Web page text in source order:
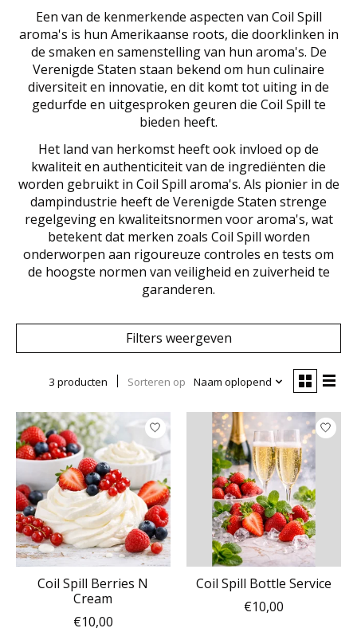
Een van de kenmerkende aspecten van Coil Spill
aroma's is hun Amerikaanse roots, die doorklinken in
de smaken en samenstelling van hun aroma's. De
Verenigde Staten staan ​​bekend om hun culinaire
diversiteit en innovatie, en dit komt tot uiting in de
gedurfde en uitgesproken geuren die Coil Spill te
bieden heeft.
Het land van herkomst heeft ook invloed op de
kwaliteit en authenticiteit van de ingrediënten die
worden gebruikt in Coil Spill aroma's. Als pionier in de
dampindustrie heeft de Verenigde Staten strenge
regelgeving en kwaliteitsnormen voor aroma's, wat
betekent dat merken zoals Coil Spill worden
onderworpen aan rigoureuze controles en tests om
de hoogste normen van veiligheid en zuiverheid te
garanderen.
Filters weergeven
3 producten Sorteren op Naam oplopend
Coil Spill Berries N
Cream
€10,00
Coil Spill Bottle Service
€10,00